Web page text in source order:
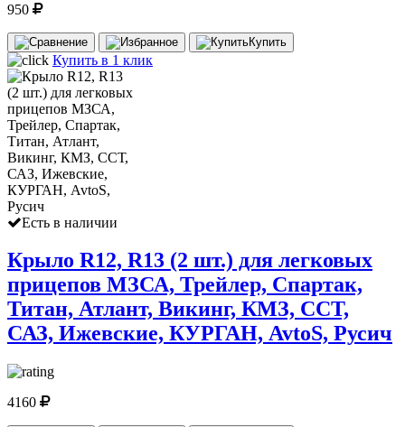
950
Купить
Купить в 1 клик
Есть в наличии
Крыло R12, R13 (2 шт.) для легковых
прицепов МЗСА, Трейлер, Спартак,
Титан, Атлант, Викинг, КМЗ, ССТ,
САЗ, Ижевские, КУРГАН, AvtoS, Русич
4160